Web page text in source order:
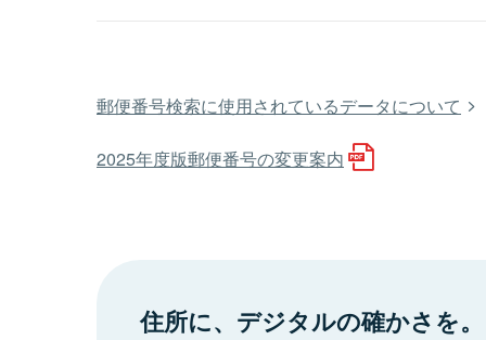
郵便番号検索に使用されているデータについて
2025年度版郵便番号の変更案内
住所に、デジタルの確かさを。